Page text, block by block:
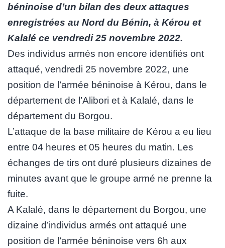
béninoise d’un bilan des deux attaques
enregistrées au Nord du Bénin, à Kérou et
Kalalé ce vendredi 25 novembre 2022.
Des individus armés non encore identifiés ont
attaqué, vendredi 25 novembre 2022, une
position de l’armée béninoise à Kérou, dans le
département de l’Alibori et à Kalalé, dans le
département du Borgou.
L’attaque de la base militaire de Kérou a eu lieu
entre 04 heures et 05 heures du matin. Les
échanges de tirs ont duré plusieurs dizaines de
minutes avant que le groupe armé ne prenne la
fuite.
A Kalalé, dans le département du Borgou, une
dizaine d’individus armés ont attaqué une
position de l’armée béninoise vers 6h aux